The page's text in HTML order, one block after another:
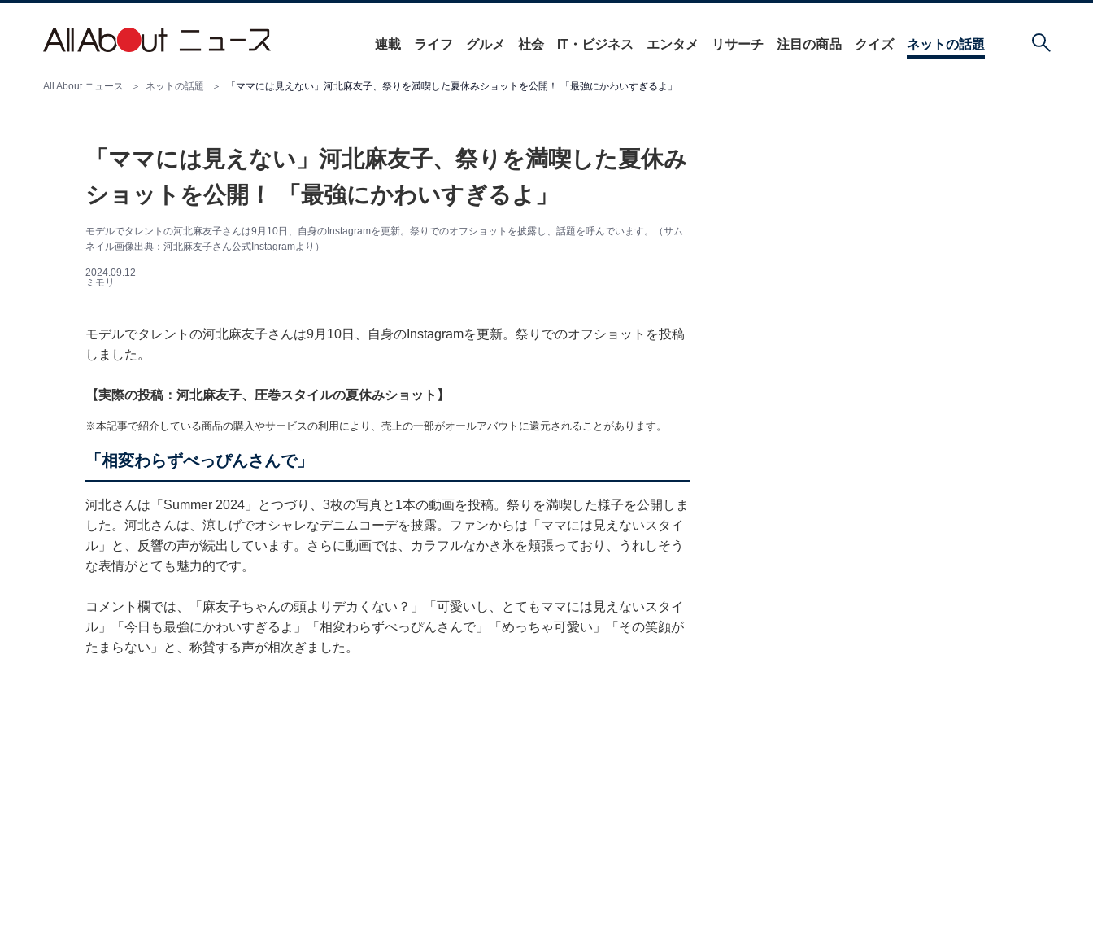
連載 ライフ グルメ 社会 IT・ビジネス エンタメ リサーチ 注目の商品 クイズ ネットの話題
All About ニュース ネットの話題 「ママには見えない」河北麻友子、祭りを満喫した夏休みショットを公開！ 「最強にかわいすぎるよ」
「ママには見えない」河北麻友子、祭りを満喫した夏休み
ショットを公開！ 「最強にかわいすぎるよ」
モデルでタレントの河北麻友子さんは9月10日、自身のInstagramを更新。祭りでのオフショットを披露し、話題を呼んでいます。（サム
ネイル画像出典：河北麻友子さん公式Instagramより）
2024.09.12
ミモリ
モデルでタレントの河北麻友子さんは9月10日、自身のInstagramを更新。祭りでのオフショットを投稿
しました。
【実際の投稿：河北麻友子、圧巻スタイルの夏休みショット】
※本記事で紹介している商品の購入やサービスの利用により、売上の一部がオールアバウトに還元されることがあります。
「相変わらずべっぴんさんで」
河北さんは「Summer 2024」とつづり、3枚の写真と1本の動画を投稿。祭りを満喫した様子を公開しま
した。河北さんは、涼しげでオシャレなデニムコーデを披露。ファンからは「ママには見えないスタイ
ル」と、反響の声が続出しています。さらに動画では、カラフルなかき氷を頬張っており、うれしそう
な表情がとても魅力的です。
コメント欄では、「麻友子ちゃんの頭よりデカくない？」「可愛いし、とてもママには見えないスタイ
ル」「今日も最強にかわいすぎるよ」「相変わらずべっぴんさんで」「めっちゃ可愛い」「その笑顔が
たまらない」と、称賛する声が相次ぎました。